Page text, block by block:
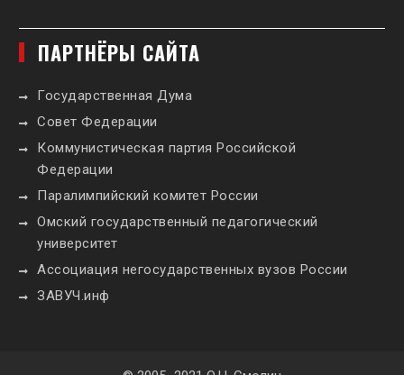
ПАРТНЁРЫ САЙТА
Государственная Дума
Совет Федерации
Коммунистическая партия Российской
Федерации
Паралимпийский комитет России
Омский государственный педагогический
университет
Ассоциация негосударственных вузов России
ЗАВУЧ.инф